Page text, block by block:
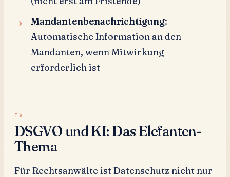
Mandantenbenachrichtigung:
Automatische Information an den
Mandanten, wenn Mitwirkung
erforderlich ist
DSGVO und KI: Das Elefanten-
Thema
Für Rechtsanwälte ist Datenschutz nicht nur